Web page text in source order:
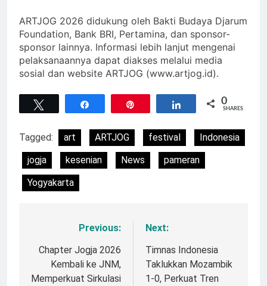
ARTJOG 2026 didukung oleh Bakti Budaya Djarum
Foundation, Bank BRI, Pertamina, dan sponsor-
sponsor lainnya. Informasi lebih lanjut mengenai
pelaksanaannya dapat diakses melalui media
sosial dan website ARTJOG (www.artjog.id).
Share 0
SHARES
Tagged: art ARTJOG festival
Indonesia
jogja
kesenian News
pameran
Yogyakarta
Navigasi
pos
Previous:
Chapter Jogja 2026
Kembali ke JNM,
Memperkuat Sirkulasi
Next:
Timnas Indonesia
Taklukkan Mozambik
1-0, Perkuat Tren